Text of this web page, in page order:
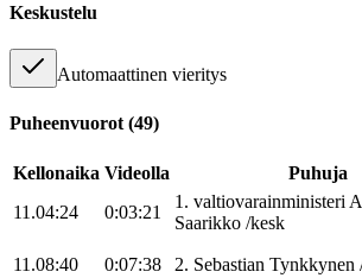
Keskustelu
Automaattinen vieritys
Puheenvuorot (49)
Kellonaika Videolla Puhuja
11.04:24
0:03:21
1. valtiovarainministeri
Saarikko /kesk
11.08:40 0:07:38 2. Sebastian Tynkkynen